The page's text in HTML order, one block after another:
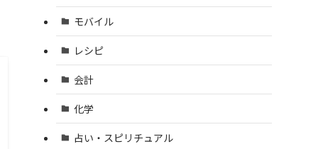
モバイル
レシピ
会計
化学
占い・スピリチュアル